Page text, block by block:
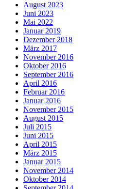
August 2023
Juni 2023
Mai 2022
Januar 2019
Dezember 2018
März 2017
November 2016
Oktober 2016
September 2016
April 2016
Februar 2016
Januar 2016
November 2015
August 2015
Juli 2015
Juni 2015
April 2015
März 2015
Januar 2015
November 2014
Oktober 2014